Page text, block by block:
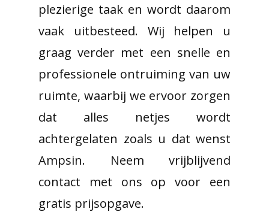
plezierige taak en wordt daarom
vaak uitbesteed. Wij helpen u
graag verder met een snelle en
professionele ontruiming van uw
ruimte, waarbij we ervoor zorgen
dat alles netjes wordt
achtergelaten zoals u dat wenst
Ampsin. Neem vrijblijvend
contact met ons op voor een
gratis prijsopgave.